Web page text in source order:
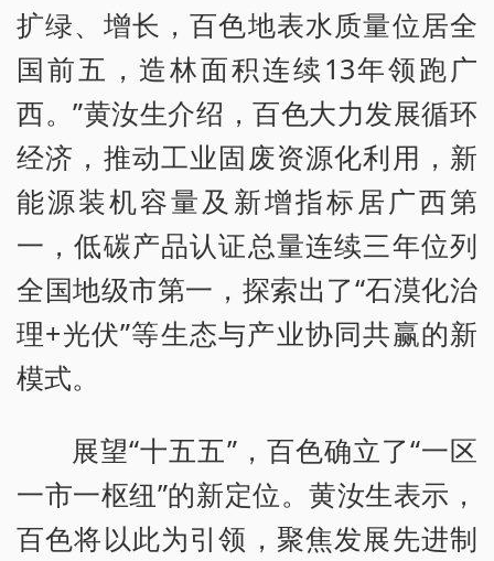
扩绿、增长，百色地表水质量位居全
国前五，造林面积连续13年领跑广
西。”黄汝生介绍，百色大力发展循环
经济，推动工业固废资源化利用，新
能源装机容量及新增指标居广西第
一，低碳产品认证总量连续三年位列
全国地级市第一，探索出了“石漠化治
理+光伏”等生态与产业协同共赢的新
模式。
展望“十五五”，百色确立了“一区
一市一枢纽”的新定位。黄汝生表示，
百色将以此为引领，聚焦发展先进制